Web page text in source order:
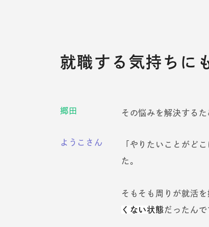
就職する気持ちに
郷田 その悩みを解決する
ようこさん 「やりたいことがど
た。
そもそも周りが就活
くない状態だったんで